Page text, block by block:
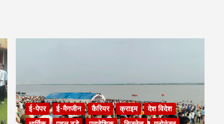
ई-पेपर ई-मैगजीन कैरियर क्राइम
देश विदेश